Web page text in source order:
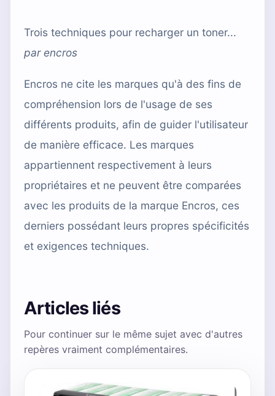
Trois techniques pour recharger un toner...
parencros
Encros ne cite les marques qu'à des fins de
compréhension lors de l'usage de ses
différents produits, afin de guider l'utilisateur
de manière efficace. Les marques
appartiennent respectivement à leurs
propriétaires et ne peuvent être comparées
avec les produits de la marque Encros, ces
derniers possédant leurs propres spécificités
et exigences techniques.
Articles liés
Pour continuer sur le même sujet avec d'autres
repères vraiment complémentaires.